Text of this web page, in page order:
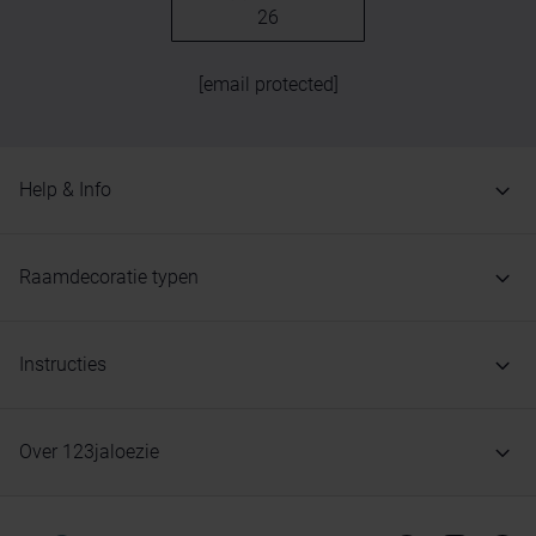
26
[email protected]
Help & Info
Raamdecoratie typen
Instructies
Over 123jaloezie